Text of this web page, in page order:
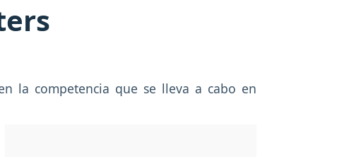
la competencia que se lleva a cabo en